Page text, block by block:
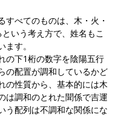
すべてのものは、木・火・
いう考え方で、姓名もこ
す。
の下1桁の数字を陰陽五行
の配置が調和しているかど
の性質から、基本的には木
調和のとれた聞係で吉運
配列は不調和な関係にな